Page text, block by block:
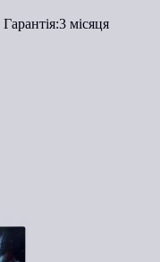
Гарантія:3 місяця